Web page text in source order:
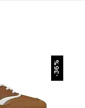
-36%